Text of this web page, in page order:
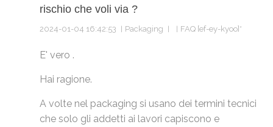
rischio che voli via ?
2024-01-04 16:42:53 Packaging FAQ [ef-ey-kyoo]*
E' vero .
Hai ragione.
A volte nel packaging si usano dei termini tecnici
che solo gli addetti ai lavori capiscono e